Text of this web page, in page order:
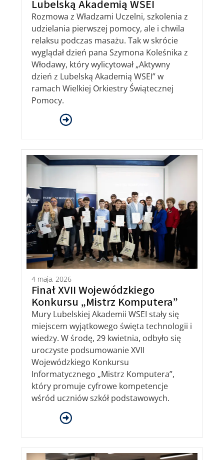
Lubelską Akademią WSEI
Rozmowa z Władzami Uczelni, szkolenia z
udzielania pierwszej pomocy, ale i chwila
relaksu podczas masażu. Tak w skrócie
wyglądał dzień pana Szymona Koleśnika z
Włodawy, który wylicytował „Aktywny
dzień z Lubelską Akademią WSEI” w
ramach Wielkiej Orkiestry Świątecznej
Pomocy.
4 maja, 2026
Finał XVII Wojewódzkiego
Konkursu „Mistrz Komputera”
Mury Lubelskiej Akademii WSEI stały się
miejscem wyjątkowego święta technologii i
wiedzy. W środę, 29 kwietnia, odbyło się
uroczyste podsumowanie XVII
Wojewódzkiego Konkursu
Informatycznego „Mistrz Komputera”,
który promuje cyfrowe kompetencje
wśród uczniów szkół podstawowych.